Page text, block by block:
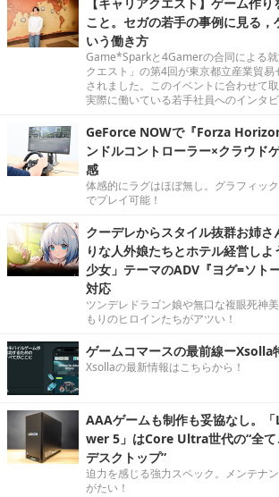
【キャリアクエスト】ゲーム作
こと。セガの若手の事例に見る，
いう働き方
Game*Sparkと4Gamerの合同による
クエスト」の第4回が東京都立産業貿
されました。このイベントに合わせて
実際に働いている若手社員へのインタ
GeForce NOWで『Forza
ンドルコントローラー×クラウド
感
体感的にラグはほぼ無し。グラフィッ
でプレイ可能！
クーデレからスタイル抜群お姉
りな人外娘たちとホテル経営し
少女」テーマのADV『ヨグ=ソト
対応
ツンデレドラゴン娘や無口な複眼死神
もりのヒロインたちがアツい！
ゲームコマースの最前線ーXsolla
Xsollaの最新情報はこちらから！
AAAゲームも制作も妥協なし。
wer 5」はCore Ultra世代の“全て
デスクトップ”
迫力を感じる強力スペック。メンテナ
がたい！